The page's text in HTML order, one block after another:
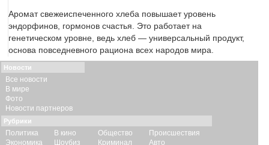
Аромат свежеиспеченного хлеба повышает уровень
эндорфинов, гормонов счастья. Это работает на
генетическом уровне, ведь хлеб — универсальный продукт,
основа повседневного рациона всех народов мира.
Новости
Все новости
В мире
Фото
Новости партнеров
Рубрики
Политика
Экономика
В кино
Шоубиз
Общество
Криминал
Происшествия
Авто